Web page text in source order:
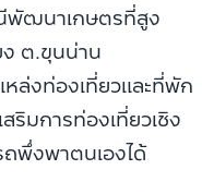
าเกษตรที่สูง
ง ต.ขุนน่าน
ล่งท่องเที่ยวและที่พัก
ริมการท่องเที่ยวเชิง
พึ่งพาตนเองได้